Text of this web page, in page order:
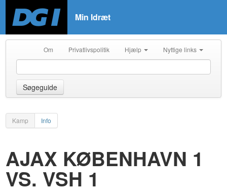
Min Idræt
Om Privatlivspolitik Hjælp Nyttige links
Søgeguide
Kamp Info
AJAX KØBENHAVN 1
VS. VSH 1